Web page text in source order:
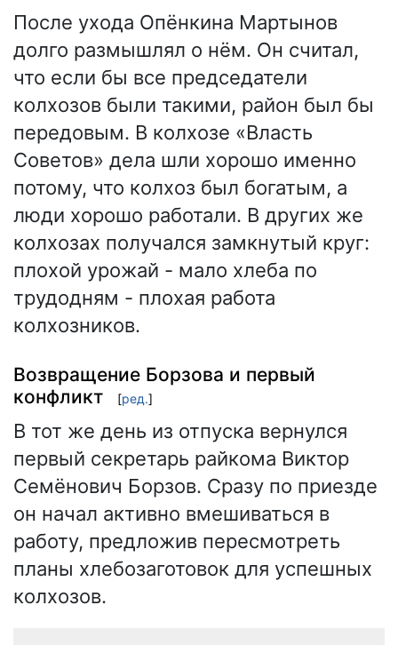
После ухода Опёнкина Мартынов
долго размышлял о нём. Он считал,
что если бы все председатели
колхозов были такими, район был бы
передовым. В колхозе «Власть
Советов» дела шли хорошо именно
потому, что колхоз был богатым, а
люди хорошо работали. В других же
колхозах получался замкнутый круг:
плохой урожай - мало хлеба по
трудодням - плохая работа
колхозников.
Возвращение Борзова и первый
конфликт
[ред.]
В тот же день из отпуска вернулся
первый секретарь райкома Виктор
Семёнович Борзов. Сразу по приезде
он начал активно вмешиваться в
работу, предложив пересмотреть
планы хлебозаготовок для успешных
колхозов.